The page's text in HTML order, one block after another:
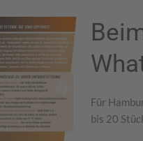
Für
bis 20